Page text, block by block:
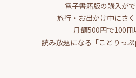
電子書籍版の購入がで
旅行・お出かけ中にさ
月額500円で100冊
読み放題になる「ことりっ